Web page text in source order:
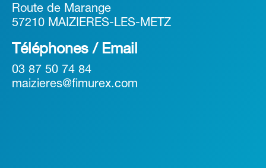
Route de Marange
57210 MAIZIERES-LES-METZ
Téléphones / Email
03 87 50 74 84
maizieres@fimurex.com